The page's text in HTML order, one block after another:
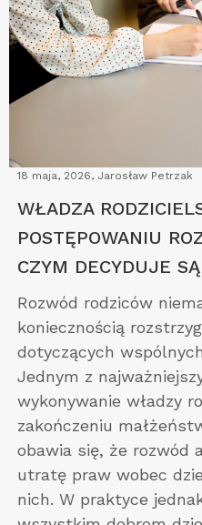
18 maja, 2026, Jarosław Petrzak
WŁADZA
POSTĘPOWANIU
CZYM DECYDUJE
Rozwód rodziców
koniecznością
dotyczących
Jednym z
wykonywanie władzy
zakończeniu
obawia się, że rozwód
utratę praw wobec
nich. W praktyce